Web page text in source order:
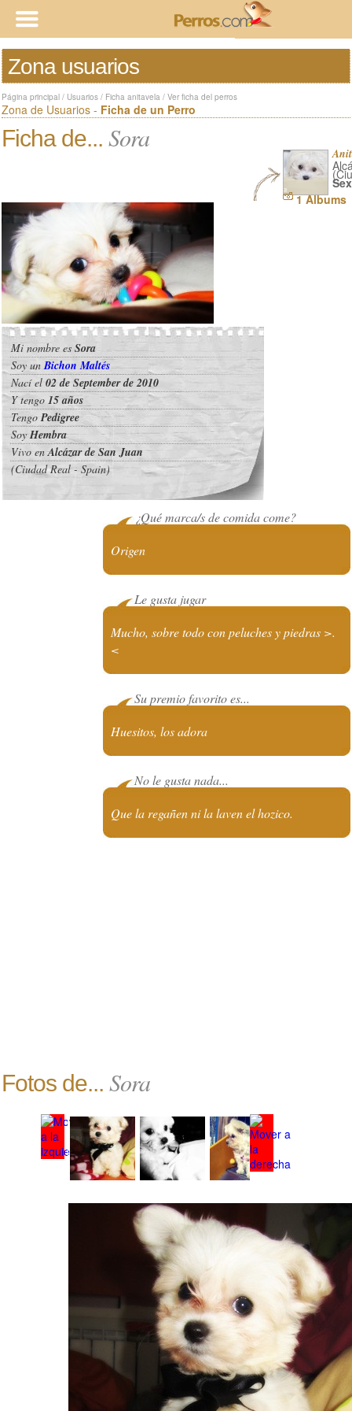
Zona usuarios
Página principal / Usuarios / Ficha anitavela / Ver ficha del perros
Zona de Usuarios - Ficha de un Perro
Ficha de... Sora
1 Albums
Mi nombre es Sora
Soy unBichon Maltés
Nací el 02 de September de 2010
Y tengo 15 años
TengoPedigree
SoyHembra
Vivo enAlcázar de San Juan
(Ciudad Real - Spain)
¿Qué marca/s de comida come?
Origen
Le gusta jugar
Mucho, sobre todo con peluches y piedras >.
<
Su premio favorito es...
Huesitos, los adora
No le gusta nada...
Que la regañen ni la laven el hozico.
Fotos de... Sora